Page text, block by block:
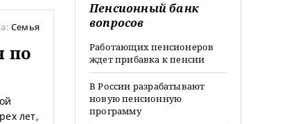
Семья
по
лет,
Пенсионный банк
вопросов
Работающих пенсионеров
ждет прибавка к пенсии
В России разрабатывают
новую пенсионную
программу